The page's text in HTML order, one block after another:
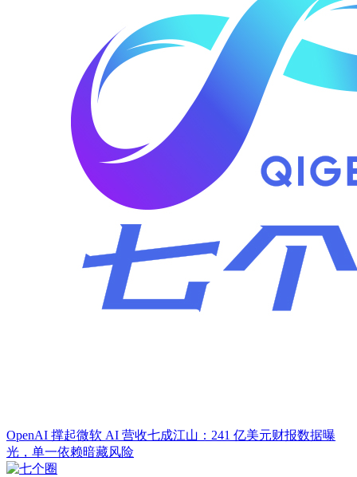
OpenAI 撑起微软 AI 营收七成江山：241 亿美元财报数据曝
光，单一依赖暗藏风险